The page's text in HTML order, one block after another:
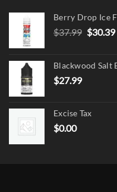
Berry Drop Ice
$37.99 Original
$37.99.
$30.39
Blackwood Salt
$27.99
Excise Tax
$0.00